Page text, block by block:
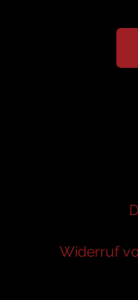
Widerruf